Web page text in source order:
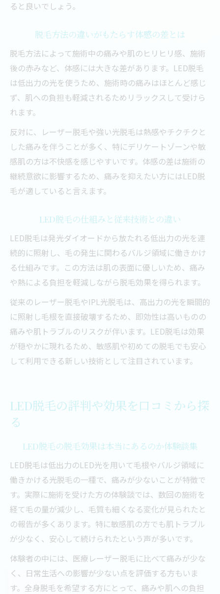
ると良いでしょう。
脱毛方法の違いがもたらす体感の差とは
脱毛方法によって施術中の痛みや肌のヒリヒリ感、施術
後の赤みなど、体感には大きな差があります。LED脱毛
は低出力の光を使うため、施術時の痛みはほとんど感じ
ず、肌への負担も軽減されるためリラックスして受けら
れます。
反対に、レーザー脱毛や強い光脱毛は熱感やチクチクと
した痛みを伴うことが多く、特にデリケートゾーンや敏
感肌の方は不快感を感じやすいです。体感の差は施術の
継続意欲に影響するため、痛みを抑えたい方にはLED脱
毛が適していると言えます。
LED脱毛の仕組みと従来技術との違い
LED脱毛は発光ダイオードから放たれる低出力の光を連
続的に照射し、毛の発生に関わるバルジ領域に働きかけ
る仕組みです。この方法は肌の表面に優しいため、痛み
や熱による負担を軽減しながら脱毛効果を得られます。
従来のレーザー脱毛やIPL光脱毛は、高出力の光を瞬間的
に照射し毛根を直接破壊するため、即効性は高いものの
痛みや肌トラブルのリスクが伴います。LED脱毛は効果
が穏やかに現れるため、敏感肌や初めての脱毛でも安心
して利用できる新しい技術として注目されています。
LED脱毛の評判や効果を口コミから探
る
LED脱毛の脱毛効果は本当にあるのか体験談集
LED脱毛は低出力のLED光を用いて毛根やバルジ領域に
働きかける光脱毛の一種で、痛みが少ないことが特徴で
す。実際に施術を受けた方の体験談では、数回の施術を
経て毛の量が減少し、毛質も細くなる変化が見られたと
の報告が多くあります。特に敏感肌の方でも肌トラブル
が少なく、安心して続けられたという声が多いです。
体験者の中には、医療レーザー脱毛に比べて痛みが少な
く、日常生活への影響が少ない点を評価する方もいま
す。全身脱毛を希望する方にとって、痛みや肌への負担